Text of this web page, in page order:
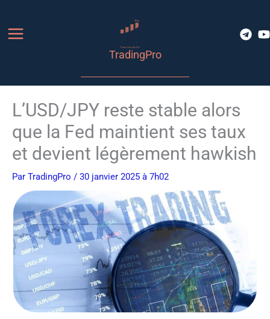
contenu
TradingPro
L’USD/JPY reste stable alors
que la Fed maintient ses taux
et devient légèrement hawkish
Par TradingPro / 30 janvier 2025 à 7h02